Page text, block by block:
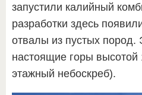
запустили калийный
разработки здесь
отвалы из пустых пород.
настоящие горы высотой
этажный небоскреб).